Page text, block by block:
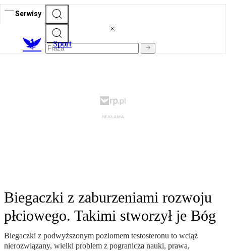
Serwisy
Sport
Biegaczki z zaburzeniami rozwoju
płciowego. Takimi stworzył je Bóg
Biegaczki z podwyższonym poziomem testosteronu to wciąż
nierozwiązany, wielki problem z pogranicza nauki, prawa,